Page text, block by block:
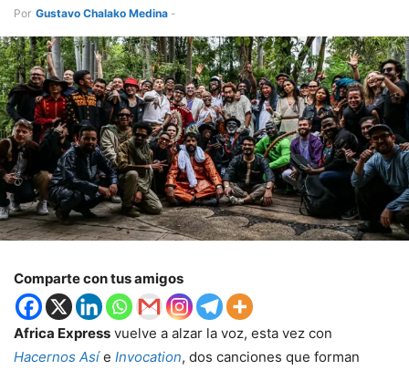
Por Gustavo Chalako Medina -
Comparte con tus amigos
Africa Express vuelve a alzar la voz, esta vez con
Hacernos Asíe Invocation, dos canciones que forman